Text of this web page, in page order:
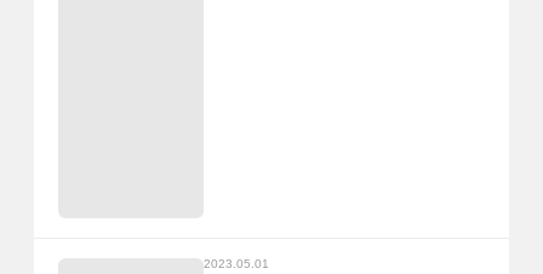
2023.05.01